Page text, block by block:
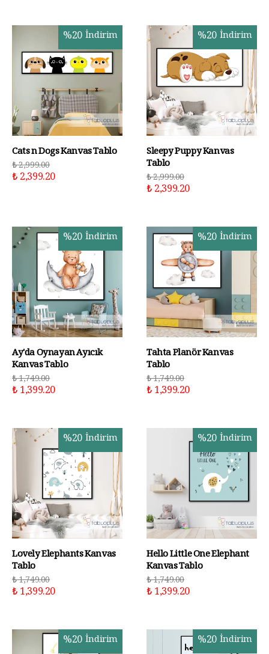
%20 İndirim
Cats n Dogs Kanvas Tablo
₺ 2,999.00
₺ 2,399.20
%20 İndirim
Sleepy Puppy Kanvas
Tablo
₺ 2,999.00
₺ 2,399.20
%20 İndirim
Ay'da Oynayan Ayıcık
Kanvas Tablo
₺ 1,749.00
₺ 1,399.20
%20 İndirim
Tahta Planör Kanvas
Tablo
₺ 1,749.00
₺ 1,399.20
%20 İndirim
Lovely Elephants Kanvas
Tablo
₺ 1,749.00
₺ 1,399.20
%20 İndirim
Hello Little One Elephant
Kanvas Tablo
₺ 1,749.00
₺ 1,399.20
%20 İndirim %20 İndirim